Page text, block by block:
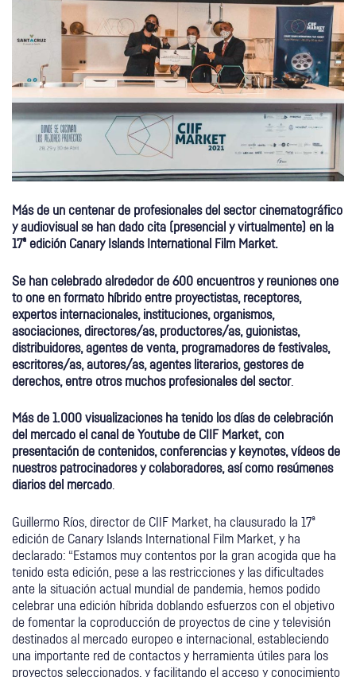
Más de un centenar de profesionales del sector cinematográfico
y audiovisual se han dado cita (presencial y virtualmente) en la
17ª edición Canary Islands International Film Market.
Se han celebrado alrededor de 600 encuentros y reuniones one
to one en formato híbrido entre proyectistas, receptores,
expertos internacionales, instituciones, organismos,
asociaciones, directores/as, productores/as, guionistas,
distribuidores, agentes de venta, programadores de festivales,
escritores/as, autores/as, agentes literarios, gestores de
derechos, entre otros muchos profesionales del sector.
Más de 1.000 visualizaciones ha tenido los días de celebración
del mercado el canal de Youtube de CIIF Market, con
presentación de contenidos, conferencias y keynotes, vídeos de
nuestros patrocinadores y colaboradores, así como resúmenes
diarios del mercado
Guillermo Ríos, director de CIIF Market, ha clausurado la 17ª
edición de Canary Islands International Film Market, y ha
declarado: “Estamos muy contentos por la gran acogida que ha
tenido esta edición, pese a las restricciones y las dificultades
ante la situación actual mundial de pandemia, hemos podido
celebrar una edición híbrida doblando esfuerzos con el objetivo
de fomentar la coproducción de proyectos de cine y televisión
destinados al mercado europeo e internacional, estableciendo
una importante red de contactos y herramienta útiles para los
proyectos seleccionados, y facilitando el acceso y conocimiento